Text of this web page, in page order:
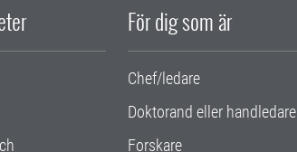
För dig som är
Chef/ledare
Doktorand eller handledare
Forskare